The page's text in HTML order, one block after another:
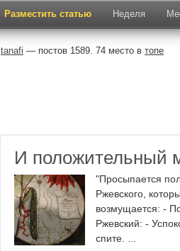
Разместить статью Неделя
tanafi — постов 1589. 74 место в топе
И положительный
"Просыпается
Ржевского,
возмущается: -
Ржевский: -
спите. ...